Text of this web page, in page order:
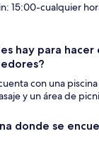
15:00-cualquier
hay para hacer
con una
y un área de
donde se